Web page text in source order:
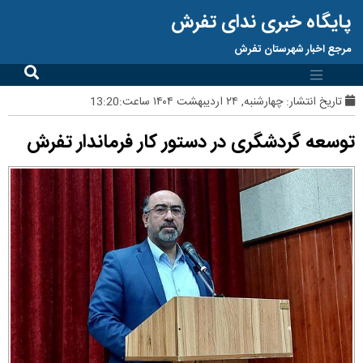
پایگاه خبری ندای تفرش
مرجع اخبار شهرستان تفرش
تاریخ انتشار:چهارشنبه, ۲۴ اردیبهشت ۱۴۰۴ ساعت:13:20
توسعه گردشگری در دستور کار فرماندار تفرش